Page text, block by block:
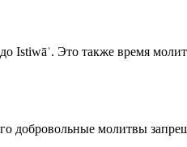
Istiwāʾ. Это также время
добровольные молитвы